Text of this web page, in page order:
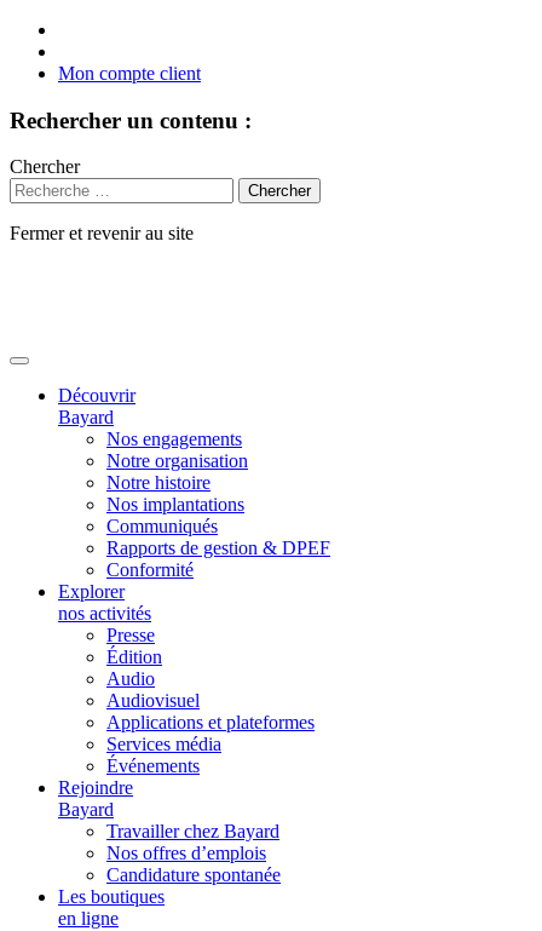
Mon compte client
Rechercher un contenu :
Chercher
Fermer et revenir au site
Découvrir
Bayard
Nos engagements
Notre organisation
Notre histoire
Nos implantations
Communiqués
Rapports de gestion & DPEF
Conformité
Explorer
nos activités
Presse
Édition
Audio
Audiovisuel
Applications et plateformes
Services média
Événements
Rejoindre
Bayard
Travailler chez Bayard
Nos offres d’emplois
Candidature spontanée
Les boutiques
en ligne